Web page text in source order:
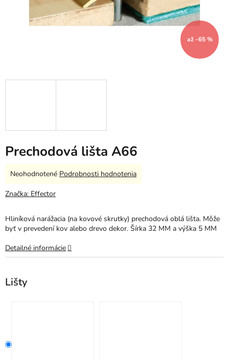
až –65 %
Prechodová lišta A66
Lišty
Hliníková narážacia (na kovové skrutky) prechodová oblá lišta. Môže
byť v prevedení kov alebo drevo dekor. Šírka 32 MM a výška 5 MM
Detailné informácie
Priemerné
produktu
z
5
Neohodnotené Podrobnosti hodnotenia
Značka: Effector